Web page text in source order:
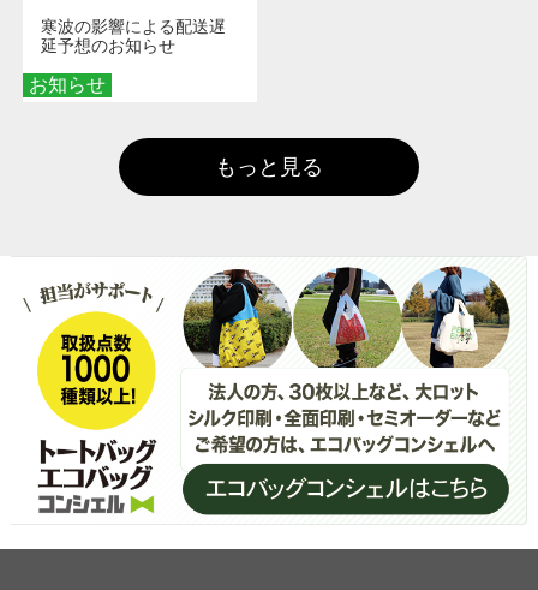
お知らせ
寒波の影響による配送遅
延予想のお知らせ
もっと見る